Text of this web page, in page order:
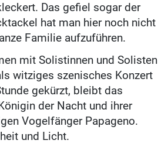
Das gefiel sogar der
hat man hier noch nicht
Familie aufzuführen.
mit Solistinnen und Solisten
witziges szenisches Konzert
gekürzt, bleibt das
der Nacht und ihrer
Vogelfänger Papageno.
und Licht.